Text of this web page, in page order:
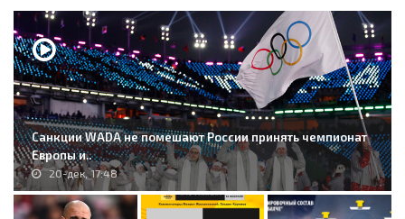
Санкции WADA не помешают России принять чемпионат
Европы и..
20-дек, 17:48